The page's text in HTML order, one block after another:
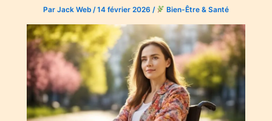
Par Jack Web /14 février 2026 / Bien-Être & Santé